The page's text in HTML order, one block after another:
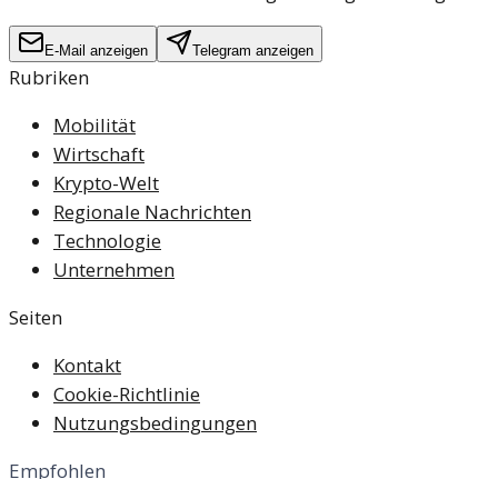
E-Mail anzeigen Telegram anzeigen
Rubriken
Mobilität
Wirtschaft
Krypto-Welt
Regionale Nachrichten
Technologie
Unternehmen
Seiten
Kontakt
Cookie-Richtlinie
Nutzungsbedingungen
Empfohlen